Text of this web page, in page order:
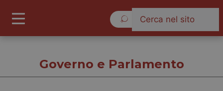
Governo e Parlamento